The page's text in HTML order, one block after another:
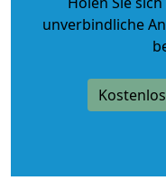
unverbindliche